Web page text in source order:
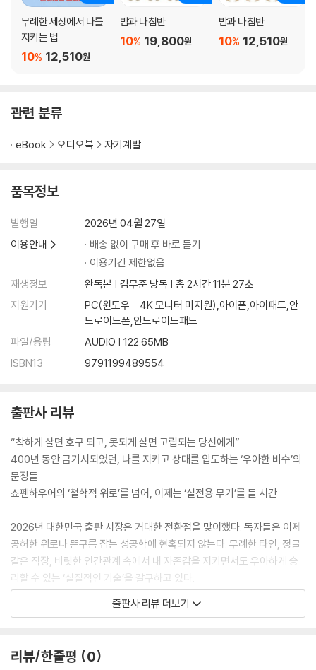
062 생각은 깨어 있는 소수처럼 하되 말은 다수와 섞여라 145
063 뛰어난 자를 시기하는 것은 스스로를 비하하는 수치다 147
064 피하는 것은 비겁함이 아니라 압도적인 지혜의 증거다 149
065 인생의 성패는 지능이 아니라 ‘선택’에서 갈린다 151
068 무례함은 무능의 증거다 157
070 적절한 유머는 관계의 독을 제거하는 해독제다 161
073 검증된 자들과만 손을 잡아라 167
075 공손함은 비용 없이 사람의 마음을 훔치는 마법이다 171
076 타인의 오물로 당신의 가운을 더럽히지 마라 172
077 불평은 당신의 가치를 헐값에 파는 행위다 174
078 큰 도량을 가진 자만이 누릴 수 있는 명예 176
080 판단을 서두르지 않는 자가 권위의 중심에 선다 180
081 사소한 논쟁으로 품격을 갉아먹지 마라 182
082 고독을 즐기는 자는 신을 닮는다 184
083 자기만족에 빠진 연설은 소음일 뿐이다 186
086 의심은 당신을 지키는 가장 강력한 방패다 191
088 친구는 감정의 쓰레기통이 아니라 ‘전략적 지렛대’다 195
089 세상은 바보들로 가득한 전장이다 197
090 말은 유언장을 쓰듯 단어를 아껴라 199
091 유리처럼 쉽게 깨지는 자아는 민폐다 201
093 말뿐인 친절은 영리한 사기다 203
094 무능은 전염병이다 205
095 가장 지능적인 복수는 ‘삭제’다 207
096 그의 치부를 목격한 거울은 깨진다 209
097 당신과 세상 사이, 지독한 균형이 필요하다 210
098 관계를 끝낼 때 파열음을 내지 마라 212
100 사랑받되 존경받는 법을 익히라 216
무례한 세상에서 나를
지키는 법
12,510원
10%
밤과 나침반
19,800원
10%
밤과 나침반
12,510원
10%
관련 분류
eBook 오디오북 자기계발
품목정보
발행일
2026년 04월 27일
이용안내
배송 없이 구매 후 바로 듣기
이용기간 제한없음
재생정보
완독본 | 김무준 낭독 | 총 2시간 11분 27초
지원기기
PC(윈도우 - 4K 모니터 미지원),아이폰,아이패드,안
드로이드폰,안드로이드패드
파일/용량
AUDIO | 122.65MB
ISBN13
9791199489554
출판사 리뷰
“착하게 살면 호구 되고, 못되게 살면 고립되는 당신에게”
400년 동안 금기시되었던, 나를 지키고 상대를 압도하는 ‘우아한 비수’의
문장들
쇼펜하우어의 ‘철학적 위로’를 넘어, 이제는 ‘실전용 무기’를 들 시간
2026년 대한민국 출판 시장은 거대한 전환점을 맞이했다. 독자들은 이제
공허한 위로나 뜬구름 잡는 성공학에 현혹되지 않는다. 무례한 타인, 정글
같은 직장, 비릿한 인간관계 속에서 내 자존감을 지키면서도 우아하게 승
리할 수 있는 ‘실질적인 기술’을 갈구하고 있다.
이 책 〈무례한 세상에서 나를 지키는 법〉은 17세기 스페인의 천재 전략가
발타자르 그라시안의 통찰을 현대적 언어로 완전히 재탄생시킨 ‘관계의 병
‘지금 당장 꺼내 쓸 수 있는 날 선 무기로’로 부활했다.
출판사 리뷰 더보기
리뷰/한줄평 0